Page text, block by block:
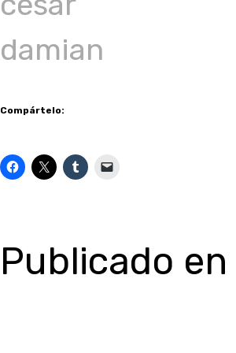
damian
Compártelo:
Publicado en